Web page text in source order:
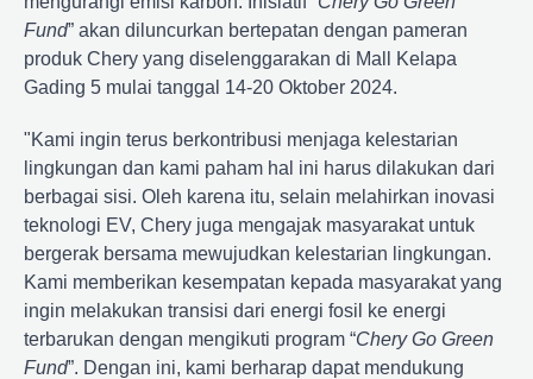
Fund” akan diluncurkan bertepatan dengan pameran
produk Chery yang diselenggarakan di Mall Kelapa
Gading 5 mulai tanggal 14-20 Oktober 2024.
"Kami ingin terus berkontribusi menjaga kelestarian
lingkungan dan kami paham hal ini harus dilakukan dari
berbagai sisi. Oleh karena itu, selain melahirkan inovasi
teknologi EV, Chery juga mengajak masyarakat untuk
bergerak bersama mewujudkan kelestarian lingkungan.
Kami memberikan kesempatan kepada masyarakat yang
ingin melakukan transisi dari energi fosil ke energi
terbarukan dengan mengikuti program “Chery Go Green
Fund”. Dengan ini, kami berharap dapat mendukung